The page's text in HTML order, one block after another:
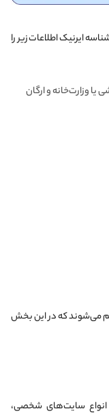
ایرنیک اطلاعات زیر را
وزارت‌خانه و ارگان
کلی تقسیم می‌شوند که در این بخش
انواع سایت‌های شخصی،